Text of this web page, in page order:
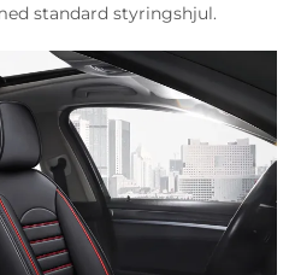
standard styringshjul.